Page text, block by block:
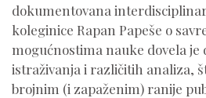
dokumentovana
koleginice Rapan Papeše o
mogućnostima nauke dovela je
istraživanja i različitih analiza,
brojnim (i zapaženim) ranije